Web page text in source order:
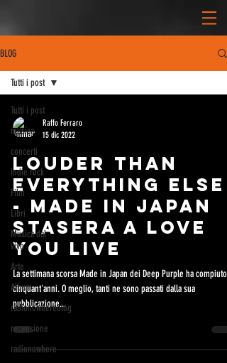
BLOG
Tutti i post
musica
concerti
indie rock
Film
Libri
Musica dal
vivo
Arte
Album
radionowhereblog
recensione
radionowhere
Tutti i post
Raffo Ferraro
15 dic 2022
LOUDER THAN
EVERYTHING ELSE
- MADE IN JAPAN
STASERA A LOVE
YOU LIVE
La settimana scorsa Made in Japan dei Deep Purple ha compiuto
cinquant'anni. O meglio, tanti ne sono passati dalla sua
pubblicazione...